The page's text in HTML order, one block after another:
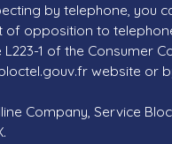
by telephone, you
of opposition to
L223-1 of the Consumer
website or
Company, Service